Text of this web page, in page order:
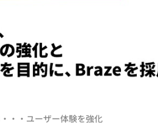
・・ユーザー体験を強化